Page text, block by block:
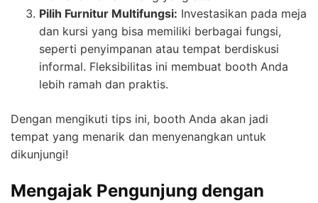
Pilih Furnitur Multifungsi: Investasikan pada meja
dan kursi yang bisa memiliki berbagai fungsi,
seperti penyimpanan atau tempat berdiskusi
informal. Fleksibilitas ini membuat booth Anda
lebih ramah dan praktis.
Dengan mengikuti tips ini, booth Anda akan jadi
tempat yang menarik dan menyenangkan untuk
dikunjungi!
Mengajak Pengunjung dengan